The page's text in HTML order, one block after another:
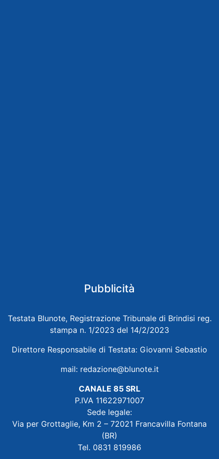
Pubblicità
Testata Blunote, Registrazione Tribunale di Brindisi reg.
stampa n. 1/2023 del 14/2/2023
Direttore Responsabile di Testata: Giovanni Sebastio
mail: redazione@blunote.it
CANALE 85 SRL
P.IVA 11622971007
Sede legale:
Via per Grottaglie, Km 2 – 72021 Francavilla Fontana
(BR)
Tel. 0831 819986